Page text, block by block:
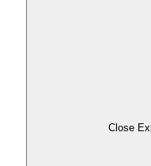
Close